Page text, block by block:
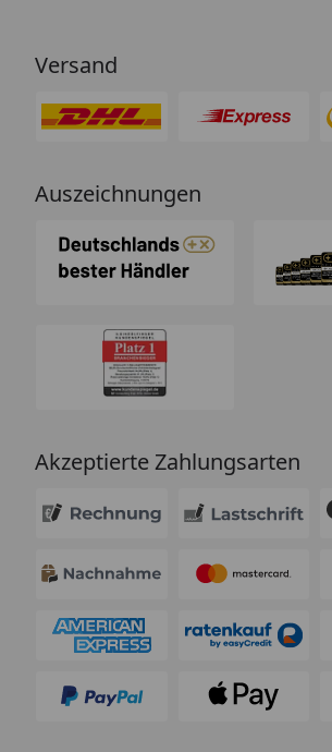
Versand
Auszeichnungen
Akzeptierte Zahlungsarten